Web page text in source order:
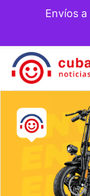
Envíos